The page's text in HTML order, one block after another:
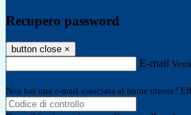
Recupero password
button close ×
E-mail
Non hai una e-mail associata al nome utente?